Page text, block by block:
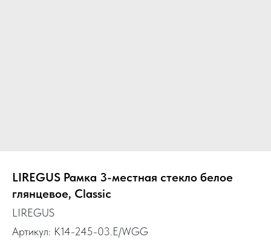
LIREGUS Рамка 3-местная стекло белое
глянцевое, Classic
LIREGUS
Артикул: K14-245-03.E/WGG